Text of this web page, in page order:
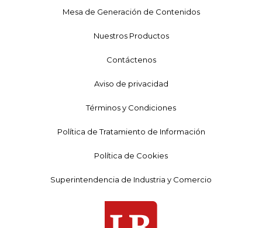
Mesa de Generación de Contenidos
Nuestros Productos
Contáctenos
Aviso de privacidad
Términos y Condiciones
Política de Tratamiento de Información
Política de Cookies
Superintendencia de Industria y Comercio